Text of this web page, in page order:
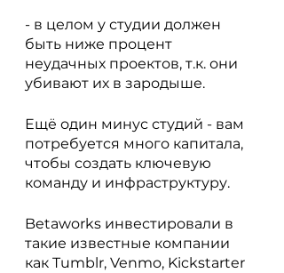
- в целом у студии должен
быть ниже процент
неудачных проектов, т.к. они
убивают их в зародыше.
Ещё один минус студий - вам
потребуется много капитала,
чтобы создать ключевую
команду и инфраструктуру.
Betaworks инвестировали в
такие известные компании
как Tumblr, Venmo, Kickstarter